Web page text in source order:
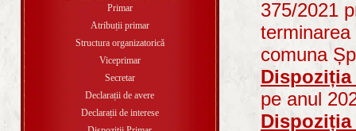
375/2021
comuna
Dispoziția
pe anul
Dispoziția
Primar
Atribuții primar
Structura organizatorică
Viceprimar
Secretar
Declarații de avere
Declarații de interese